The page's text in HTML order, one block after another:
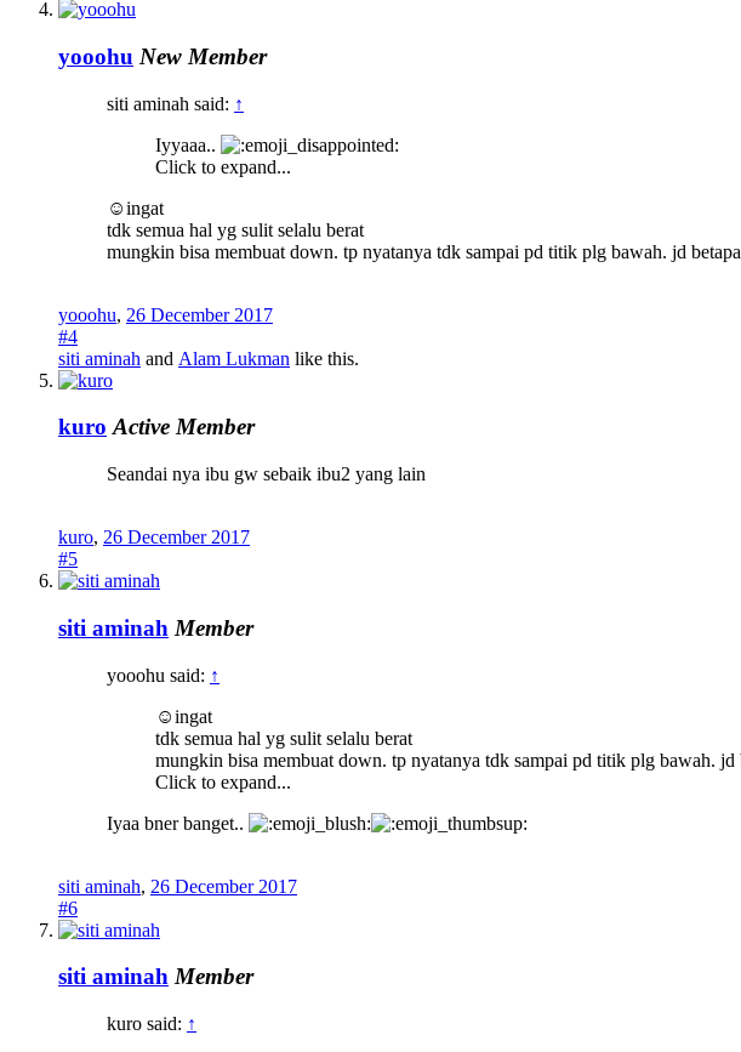
yooohu New Member
siti aminah said: ↑
Iyyaaa..
Click to expand...
☺ingat
tdk semua hal yg sulit selalu berat
mungkin bisa membuat down. tp nyatanya tdk sampai pd titik plg bawah. jd
yooohu, 26 December 2017
#4
siti aminah and Alam Lukman like this.
kuro Active Member
Seandai nya ibu gw sebaik ibu2 yang lain
kuro, 26 December 2017
#5
siti aminah Member
yooohu said: ↑
☺ingat
tdk semua hal yg sulit selalu berat
mungkin bisa membuat down. tp nyatanya tdk sampai pd titik plg bawah. jd
Click to expand...
Iyaa bner banget..
siti aminah, 26 December 2017
#6
siti aminah Member
kuro said: ↑